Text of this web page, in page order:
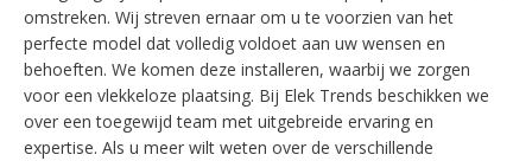
omstreken. Wij streven ernaar om u te voorzien van het
perfecte model dat volledig voldoet aan uw wensen en
behoeften. We komen deze installeren, waarbij we zorgen
voor een vlekkeloze plaatsing. Bij Elek Trends beschikken we
over een toegewijd team met uitgebreide ervaring en
expertise. Als u meer wilt weten over de verschillende